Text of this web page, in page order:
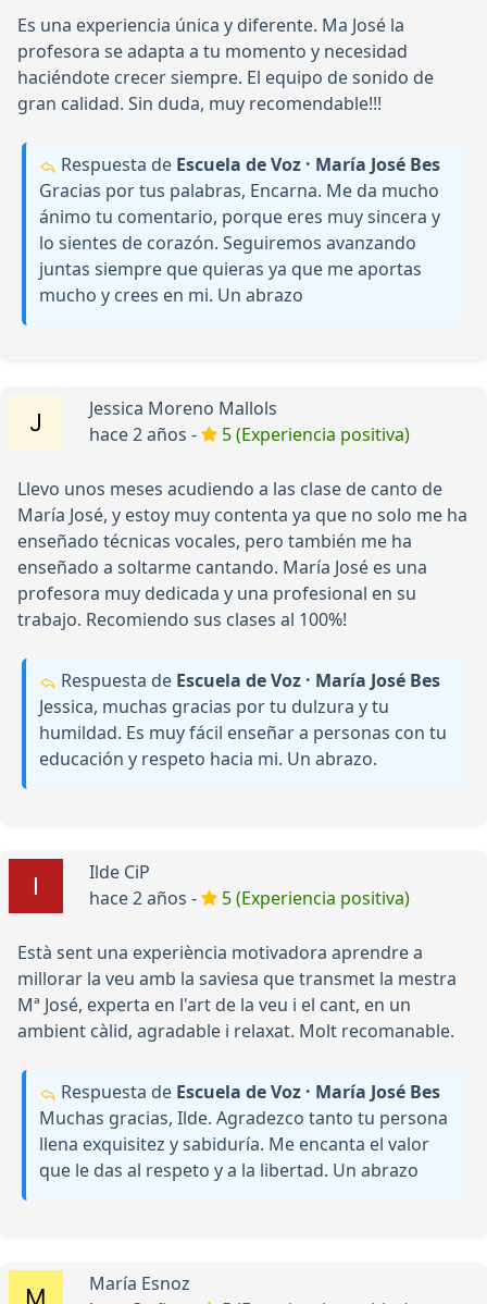
Es una experiencia única y diferente. Ma José la
profesora se adapta a tu momento y necesidad
haciéndote crecer siempre. El equipo de sonido de
gran calidad. Sin duda, muy recomendable!!!
Respuesta de Escuela de Voz · María José Bes
Gracias por tus palabras, Encarna. Me da mucho
ánimo tu comentario, porque eres muy sincera y
lo sientes de corazón. Seguiremos avanzando
juntas siempre que quieras ya que me aportas
mucho y crees en mi. Un abrazo
Jessica Moreno Mallols
hace 2 años -
5 (Experiencia positiva)
Llevo unos meses acudiendo a las clase de canto de
María José, y estoy muy contenta ya que no solo me ha
enseñado técnicas vocales, pero también me ha
enseñado a soltarme cantando. María José es una
profesora muy dedicada y una profesional en su
trabajo. Recomiendo sus clases al 100%!
Respuesta de Escuela de Voz · María José Bes
Jessica, muchas gracias por tu dulzura y tu
humildad. Es muy fácil enseñar a personas con tu
educación y respeto hacia mi. Un abrazo.
Ilde CiP
hace 2 años -
5 (Experiencia positiva)
Està sent una experiència motivadora aprendre a
millorar la veu amb la saviesa que transmet la mestra
Mª José, experta en l'art de la veu i el cant, en un
ambient càlid, agradable i relaxat. Molt recomanable.
Respuesta de Escuela de Voz · María José Bes
Muchas gracias, Ilde. Agradezco tanto tu persona
llena exquisitez y sabiduría. Me encanta el valor
que le das al respeto y a la libertad. Un abrazo
María Esnoz